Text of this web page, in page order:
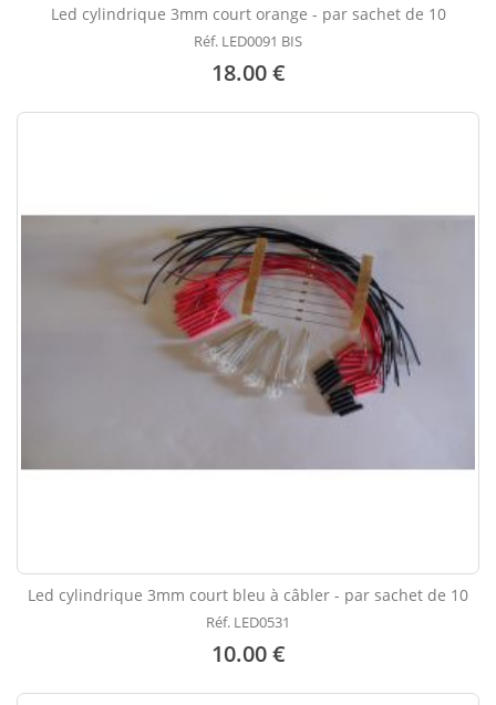
Led cylindrique 3mm court orange - par sachet de 10
Réf. LED0091 BIS
18.00 €
Led cylindrique 3mm court bleu à câbler - par sachet de 10
Réf. LED0531
10.00 €